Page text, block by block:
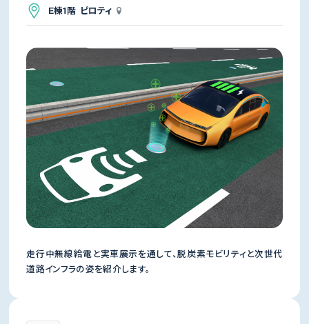
E棟1階 ピロティ
走行中無線給電と実車展示を通して、脱炭素モビリティと次世代
道路インフラの姿を紹介します。